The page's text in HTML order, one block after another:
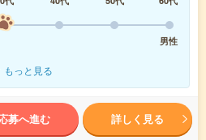
男性
もっと見る
募へ進む 詳しく見る